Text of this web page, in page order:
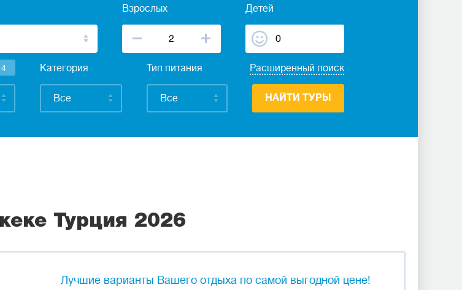
Взрослых Детей
Категория
Все
Тип питания
Все
Расширенный поиск
НАЙТИ ТУРЫ
Турция 2026
Лучшие варианты Вашего отдыха по самой выгодной цене!